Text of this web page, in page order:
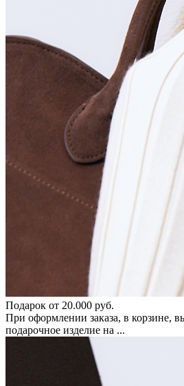
Подарок от 20.000 руб.
При оформлении заказа, в корзине,
подарочное изделие на ...